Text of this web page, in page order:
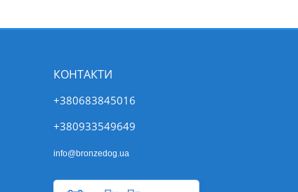
КОНТАКТИ
+380683845016
+380933549649
info@bronzedog.ua